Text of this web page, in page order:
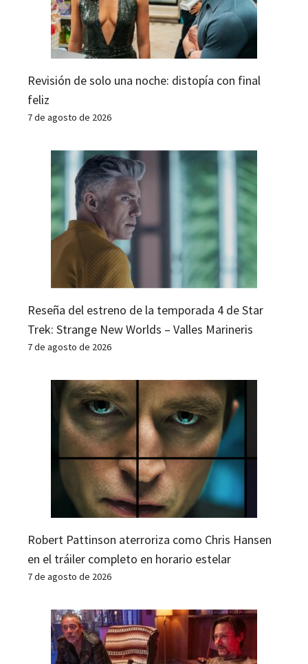
Revisión de solo una noche: distopía con final
feliz
7 de agosto de 2026
Reseña del estreno de la temporada 4 de Star
Trek: Strange New Worlds – Valles Marineris
7 de agosto de 2026
Robert Pattinson aterroriza como Chris Hansen
en el tráiler completo en horario estelar
7 de agosto de 2026